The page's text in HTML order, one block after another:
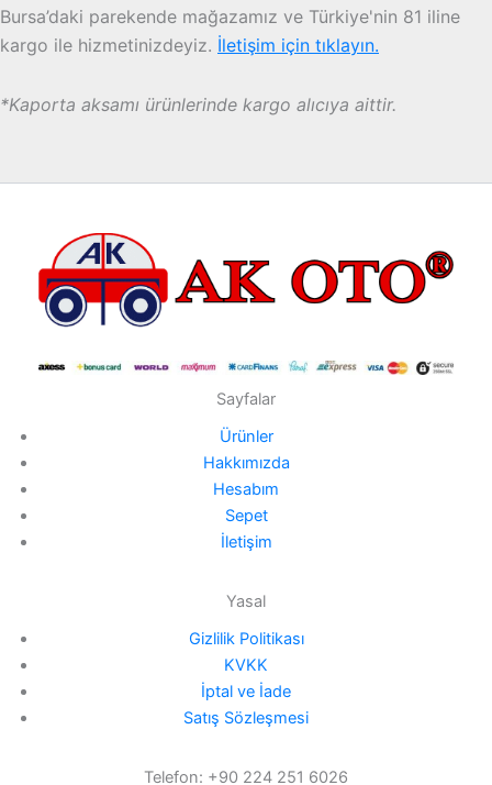
Bursa’daki parekende mağazamız ve Türkiye'nin 81 iline
kargo ile hizmetinizdeyiz. İletişim için tıklayın.
*Kaporta aksamı ürünlerinde kargo alıcıya aittir.
Sayfalar
Ürünler
Hakkımızda
Hesabım
Sepet
İletişim
Yasal
Gizlilik Politikası
KVKK
İptal ve İade
Satış Sözleşmesi
Telefon: +90 224 251 6026